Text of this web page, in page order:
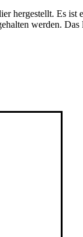
Es
werden.